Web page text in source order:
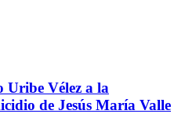
Vélez a la
de Jesús María Valle